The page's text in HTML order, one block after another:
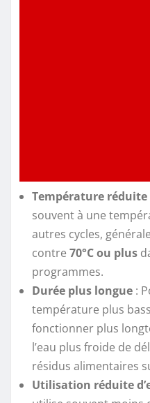
Température réduite
souvent à une
autres cycles,
contre 70°C ou plus
programmes.
Durée plus longue :
température plus
fonctionner plus
l’eau plus froide de
résidus alimentaires
Utilisation réduite